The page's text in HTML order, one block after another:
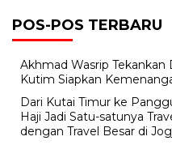
POS-POS TERBARU
Akhmad Wasrip Tekankan
Kutim Siapkan
Dari Kutai Timur ke
Haji Jadi Satu-satunya
dengan Travel Besar di